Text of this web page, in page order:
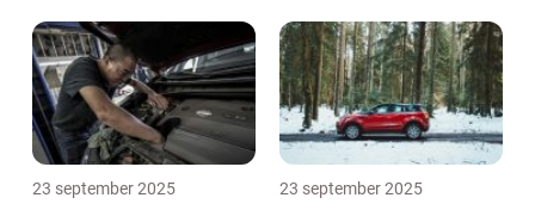
23 september 2025 23 september 2025